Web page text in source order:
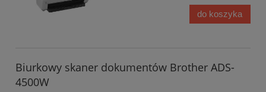
do koszyka
Biurkowy skaner dokumentów Brother ADS-
4500W